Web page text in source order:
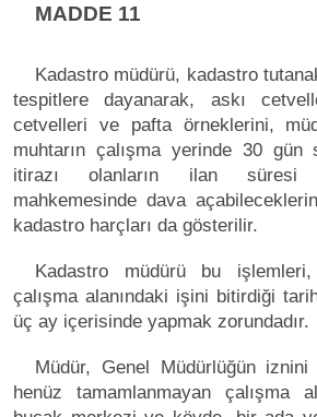
MADDE 11
Kadastro müdürü, kadastro
tespitlere dayanarak, askı
cetvelleri ve pafta örneklerini,
muhtarın çalışma yerinde 30
itirazı olanların ilan süresi
mahkemesinde dava
kadastro harçları da gösterilir.
Kadastro müdürü bu
çalışma alanındaki işini bitirdiği
üç ay içerisinde yapmak zorundadır.
Müdür, Genel Müdürlüğün
henüz tamamlanmayan çalışma